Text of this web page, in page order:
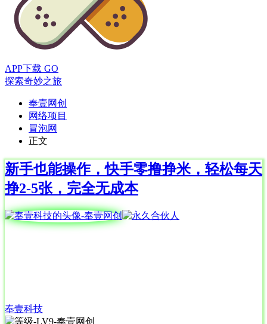
APP下载 GO
探索奇妙之旅
奉壹网创
网络项目
冒泡网
正文
新手也能操作，快手零撸挣米，轻松每天
挣2-5张，完全无成本
奉壹科技